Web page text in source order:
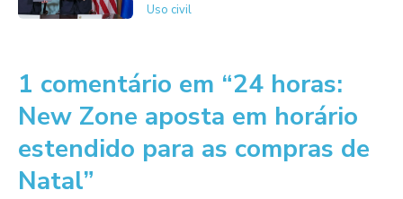
Uso civil
1 comentário em “24 horas:
New Zone aposta em horário
estendido para as compras de
Natal”